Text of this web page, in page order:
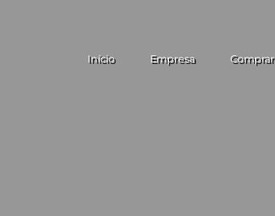
Início Empresa Comprar